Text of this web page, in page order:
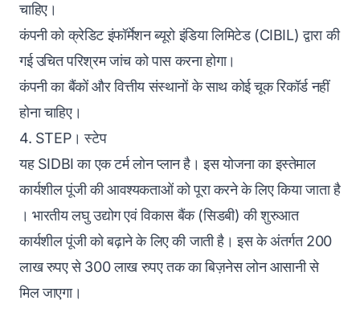
चाहिए।
कंपनी को क्रेडिट इंफॉर्मेशन ब्यूरो इंडिया लिमिटेड (CIBIL) द्वारा की
गई उचित परिश्रम जांच को पास करना होगा।
कंपनी का बैंकों और वित्तीय संस्थानों के साथ कोई चूक रिकॉर्ड नहीं
होना चाहिए।
4. STEP। स्टेप
यह SIDBI का एक टर्म लोन प्लान है। इस योजना का इस्तेमाल
कार्यशील पूंजी की आवश्यकताओं को पूरा करने के लिए किया जाता है
। भारतीय लघु उद्योग एवं विकास बैंक (सिडबी) की शुरुआत
कार्यशील पूंजी को बढ़ाने के लिए की जाती है। इस के अंतर्गत 200
लाख रुपए से 300 लाख रुपए तक का बिज़नेस लोन आसानी से
मिल जाएगा।